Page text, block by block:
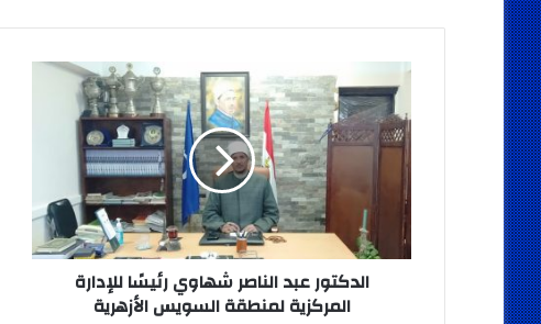
الدكتور
عبد
الناصر
شهاوي
رئيسًا
للإدارة
المركزية
لمنطقة
السويس
الأزهريةالدكتور عبد الناصر شهاوي رئيسًا للإدارة
المركزية لمنطقة السويس الأزهرية